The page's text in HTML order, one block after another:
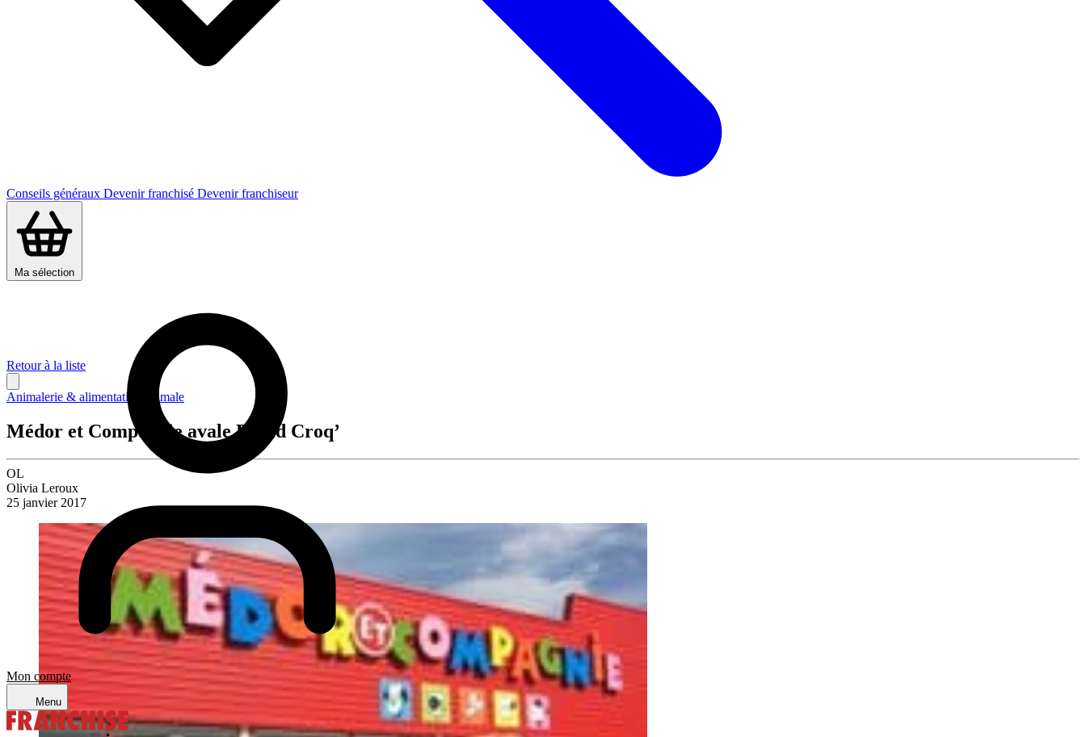
Conseils généraux Devenir franchisé Devenir franchiseur
Ma sélection
Mon compte
Menu
Retour à la liste
Animalerie & alimentation animale
Médor et Compagnie avale Rapid Croq’
OL
Olivia Leroux
25 janvier 2017